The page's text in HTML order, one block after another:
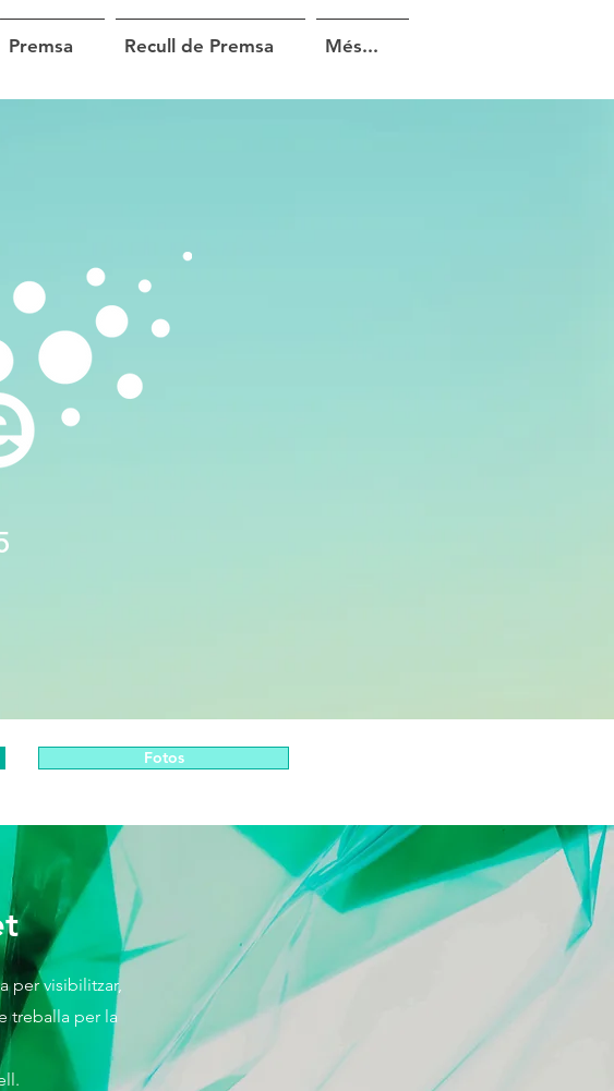
Premsa Recull de Premsa Més...
Fotos
per visibilitzar,
treballa per la